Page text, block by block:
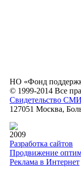
НО «Фонд
© 1999-2014 Все
Свидетельство СМИ
127051 Москва,
2009
Разработка сайтов
Продвижение
Реклама в Интернет